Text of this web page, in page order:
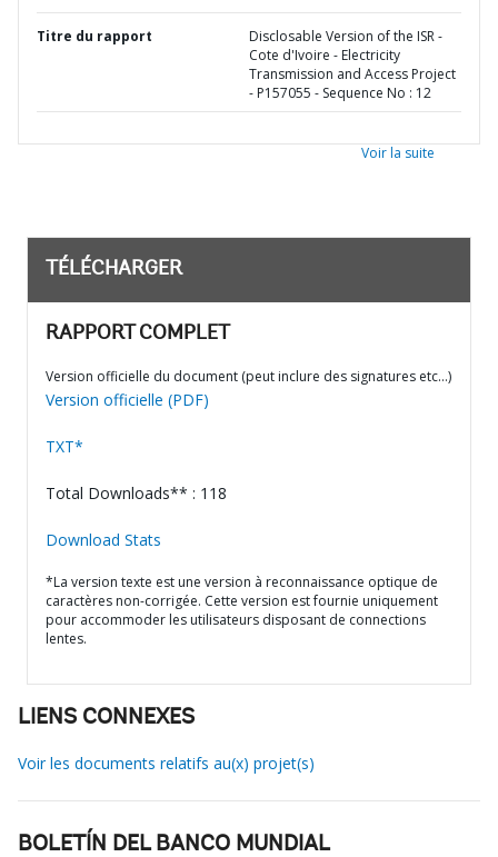
Titre du rapport
Disclosable Version of the ISR -
Cote d'Ivoire - Electricity
Transmission and Access Project
- P157055 - Sequence No : 12
Voir la suite
TÉLÉCHARGER
RAPPORT COMPLET
Version officielle du document (peut inclure des signatures etc…)
Version officielle (PDF)
TXT*
Total Downloads** : 118
Download Stats
*La version texte est une version à reconnaissance optique de
caractères non-corrigée. Cette version est fournie uniquement
pour accommoder les utilisateurs disposant de connections
lentes.
LIENS CONNEXES
Voir les documents relatifs au(x) projet(s)
BOLETÍN DEL BANCO MUNDIAL